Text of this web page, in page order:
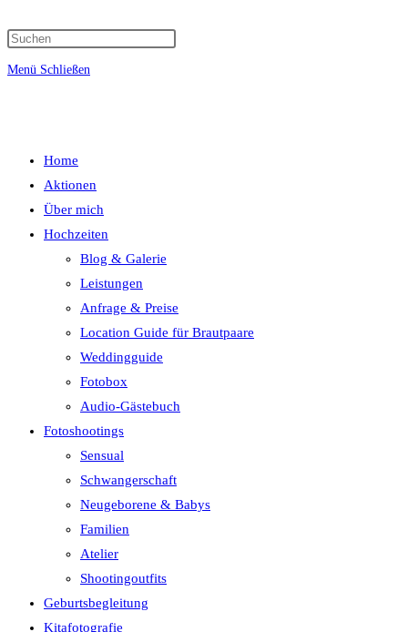
umschalten
Menü Schließen
Home
Aktionen
Über mich
Hochzeiten
Blog & Galerie
Leistungen
Anfrage & Preise
Location Guide für Brautpaare
Weddingguide
Fotobox
Audio-Gästebuch
Fotoshootings
Sensual
Schwangerschaft
Neugeborene & Babys
Familien
Atelier
Shootingoutfits
Geburtsbegleitung
Kitafotografie